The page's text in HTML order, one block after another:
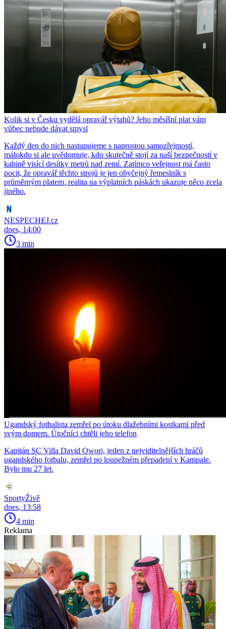
Kolik si v Česku vydělá opravář výtahů? Jeho měsíšní plat vám
vůbec nebude dávat smysl
Každý den do nich nastupujeme s naprostou samozřejmostí,
málokdo si ale uvědomuje, kdo skutečně stojí za naší bezpečností v
kabině visící desítky metrů nad zemí. Zatímco veřejnost má často
pocit, že opravář těchto strojů je jen obyčejný řemeslník s
průměrným platem, realita na výplatních páskách ukazuje něco zcela
jiného.
NESPECHEJ.cz
dnes, 14:00
3 min
Ugandský fotbalista zemřel po útoku dlažebními kostkami před
svým domem. Útočníci chtěli jeho telefon
Kapitán SC Villa David Owori, jeden z nejviditelnějších hráčů
ugandského fotbalu, zemřel po loupežném přepadení v Kampale.
Bylo mu 27 let.
SportyŽivě
dnes, 13:58
4 min
Reklama